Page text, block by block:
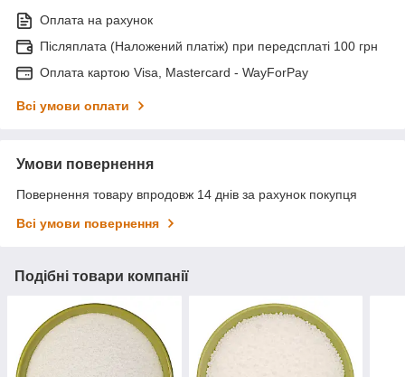
Оплата на рахунок
Післяплата (Наложений платіж) при передсплаті 100 грн
Оплата картою Visa, Mastercard - WayForPay
Всі умови оплати
Умови повернення
Повернення товару впродовж 14 днів за рахунок покупця
Всі умови повернення
Подібні товари компанії